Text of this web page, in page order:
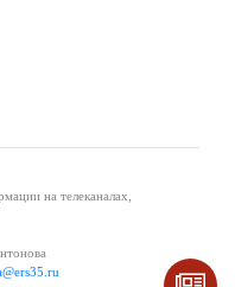
на телеканалах,